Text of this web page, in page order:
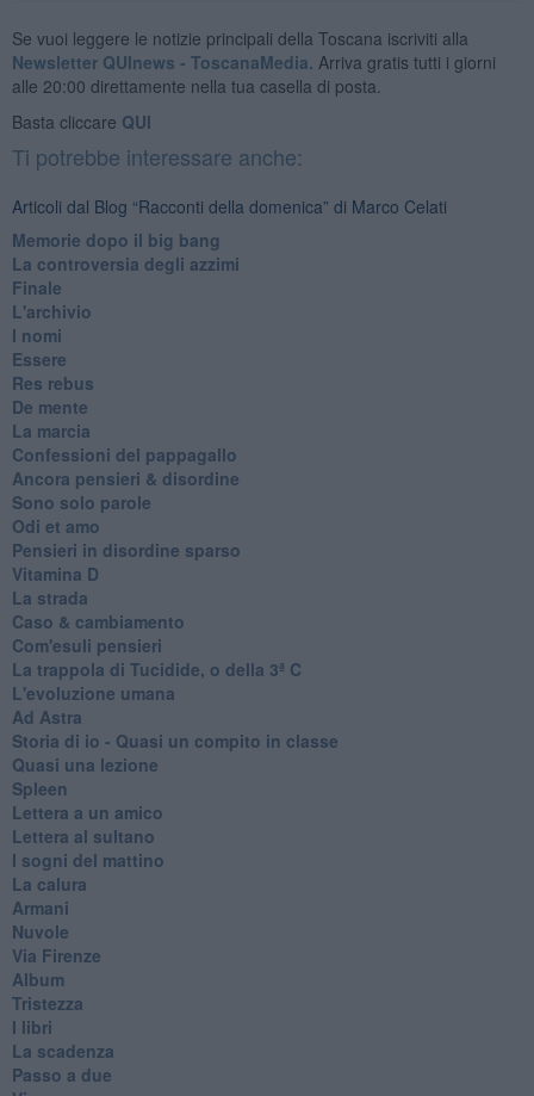
Se vuoi leggere le notizie principali della Toscana iscriviti alla
Newsletter QUInews - ToscanaMedia. Arriva gratis tutti i giorni
alle 20:00 direttamente nella tua casella di posta.
Basta cliccare QUI
Ti potrebbe interessare anche:
Articoli dal Blog “Racconti della domenica” di Marco Celati
Memorie dopo il big bang
La controversia degli azzimi
Finale
L'archivio
I nomi
Essere
Res rebus
De mente
La marcia
Confessioni del pappagallo
Ancora pensieri & disordine
Sono solo parole
Odi et amo
Pensieri in disordine sparso
Vitamina D
La strada
Caso & cambiamento
Com'esuli pensieri
La trappola di Tucidide, o della 3ª C
L'evoluzione umana
Ad Astra
Storia di io - Quasi un compito in classe
Quasi una lezione
Spleen
Lettera a un amico
Lettera al sultano
I sogni del mattino
La calura
Armani
Nuvole
Via Firenze
Album
Tristezza
I libri
La scadenza
Passo a due